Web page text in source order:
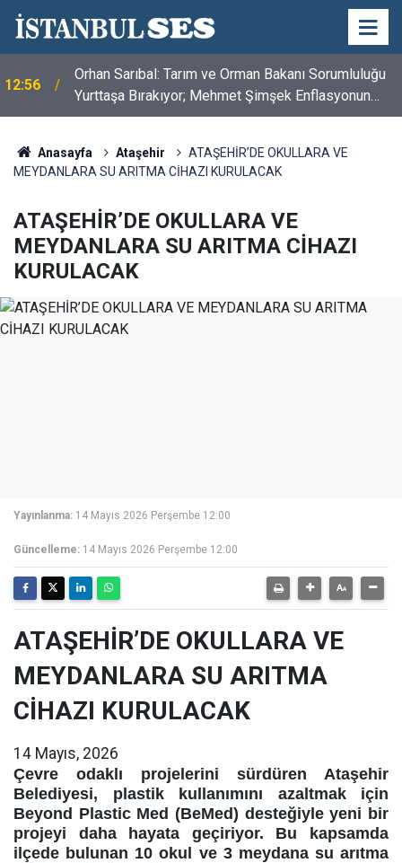
12:56
Orhan Sarıbal: Tarım ve Orman Bakanı Sorumluluğu
Yurttaşa Bırakıyor; Mehmet Şimşek Enflasyonun
Değil, Çiftçinin Belini Kırdı
Anasayfa Ataşehir
ATAŞEHİR’DE OKULLARA VE
MEYDANLARA SU ARITMA CİHAZI KURULACAK
ATAŞEHİR’DE OKULLARA VE
MEYDANLARA SU ARITMA CİHAZI
KURULACAK
Yayınlanma: 14 Mayıs 2026 Perşembe 12:00
Güncelleme: 14 Mayıs 2026 Perşembe 12:00
ATAŞEHİR’DE OKULLARA VE
MEYDANLARA SU ARITMA
CİHAZI KURULACAK
14 Mayıs, 2026
Çevre odaklı projelerini sürdüren Ataşehir
Belediyesi, plastik kullanımını azaltmak için
Beyond Plastic Med (BeMed) desteğiyle yeni bir
projeyi daha hayata geçiriyor. Bu kapsamda
ilçede bulunan 10 okul ve 3 meydana su arıtma